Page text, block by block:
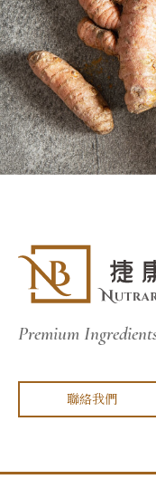
Premium
聯絡我們